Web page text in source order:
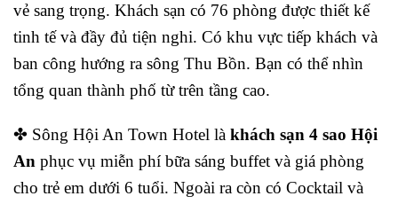
vẻ sang trọng. Khách sạn có 76 phòng được thiết kế
tinh tế và đầy đủ tiện nghi. Có khu vực tiếp khách và
ban công hướng ra sông Thu Bồn. Bạn có thể nhìn
tổng quan thành phố từ trên tầng cao.
✤ Sông Hội An Town Hotel là khách sạn 4 sao Hội
An phục vụ miễn phí bữa sáng buffet và giá phòng
cho trẻ em dưới 6 tuổi. Ngoài ra còn có Cocktail và